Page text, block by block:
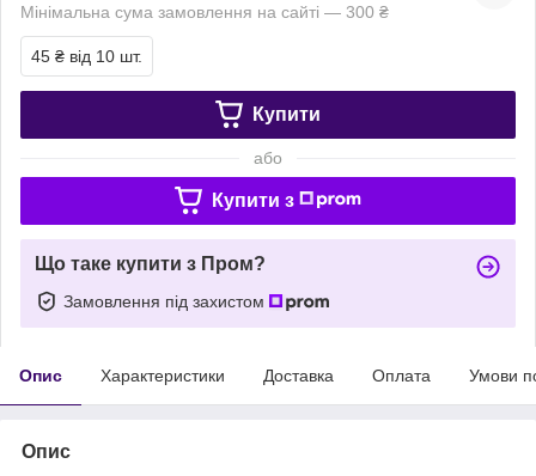
Мінімальна сума замовлення на сайті — 300 ₴
45 ₴ від 10 шт.
Купити
або
Купити з
Що таке купити з Пром?
Замовлення під захистом
Опис Характеристики Доставка Оплата Умови
Опис